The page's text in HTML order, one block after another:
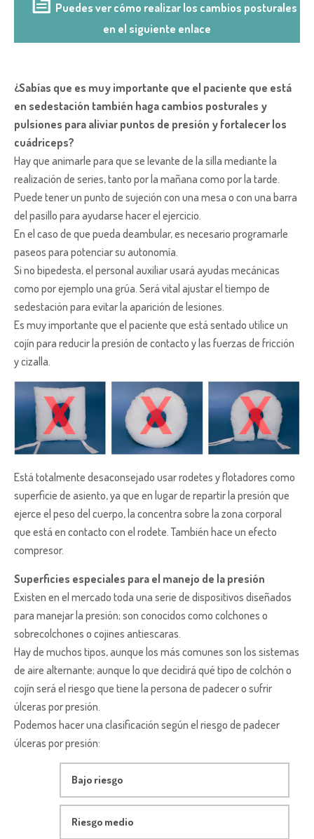
Puedes ver cómo realizar los cambios posturales
en el siguiente enlace
¿Sabías que es muy importante que el paciente que está
en sedestación también haga cambios posturales y
pulsiones para aliviar puntos de presión y fortalecer los
cuádriceps?
Hay que animarle para que se levante de la silla mediante la
realización de series, tanto por la mañana como por la tarde.
Puede tener un punto de sujeción con una mesa o con una barra
del pasillo para ayudarse hacer el ejercicio.
En el caso de que pueda deambular, es necesario programarle
paseos para potenciar su autonomía.
Si no bipedesta, el personal auxiliar usará ayudas mecánicas
como por ejemplo una grúa. Será vital ajustar el tiempo de
sedestación para evitar la aparición de lesiones.
Es muy importante que el paciente que está sentado utilice un
cojín para reducir la presión de contacto y las fuerzas de fricción
y cizalla.
Está totalmente desaconsejado usar rodetes y flotadores como
superficie de asiento, ya que en lugar de repartir la presión que
ejerce el peso del cuerpo, la concentra sobre la zona corporal
que está en contacto con el rodete. También hace un efecto
compresor.
Superficies especiales para el manejo de la presión
Existen en el mercado toda una serie de dispositivos diseñados
para manejar la presión; son conocidos como colchones o
sobrecolchones o cojines antiescaras.
Hay de muchos tipos, aunque los más comunes son los sistemas
de aire alternante; aunque lo que decidirá qué tipo de colchón o
cojín será el riesgo que tiene la persona de padecer o sufrir
úlceras por presión.
Podemos hacer una clasificación según el riesgo de padecer
úlceras por presión:
Bajo riesgo
Riesgo medio